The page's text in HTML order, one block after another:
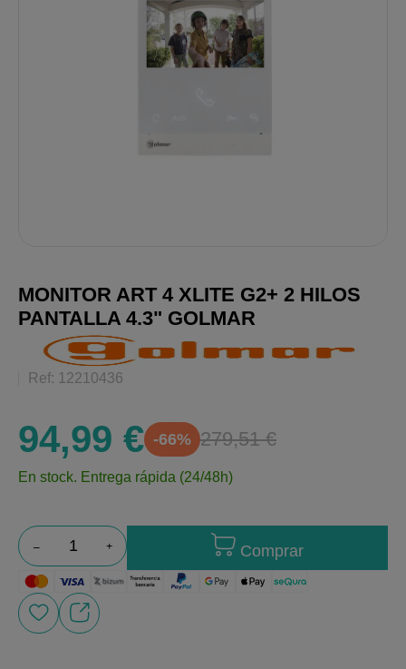
MONITOR ART 4 XLITE G2+ 2 HILOS
PANTALLA 4.3" GOLMAR
Ref: 12210436
94,99 € -66% 279,51 €
En stock. Entrega rápida (24/48h)
Comprar